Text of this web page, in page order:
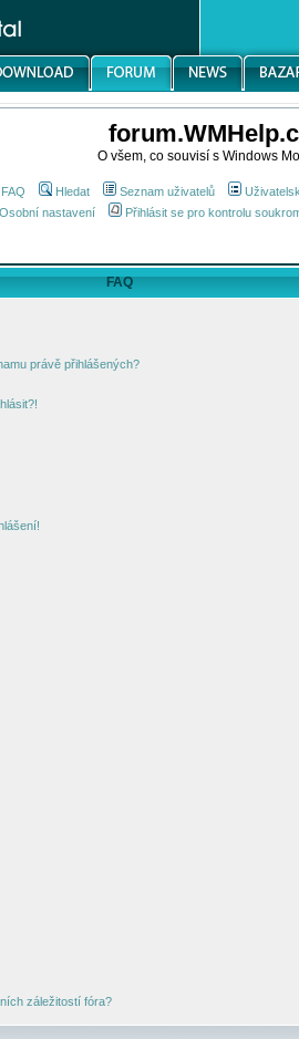
O všem, co souvisí s Windows
FAQ Hledat Seznam uživatelů
Osobní nastavení
Přihlásit se pro kontrolu
FAQ
právě přihlášených?
záležitostí fóra?